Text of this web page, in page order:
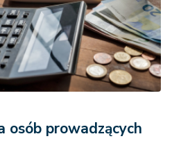
osób prowadzących